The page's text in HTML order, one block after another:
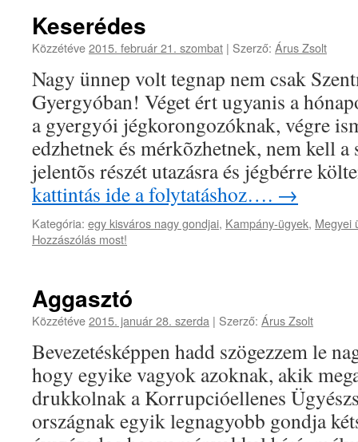
Keserédes
Közzétéve2015. február 21. szombat | Szerző: Árus Zsolt
Nagy ünnep volt tegnap nem csak
Gyergyóban! Véget ért ugyanis a
a gyergyói jégkorongozóknak, végre
edzhetnek és mérkõzhetnek, nem kell a
jelentõs részét utazásra és jégbérre
kattintás ide a folytatáshoz…. →
Kategória: egy kisváros nagy gondjai, Kampány-ügyek, Megyei
Hozzászólás most!
Aggasztó
Közzétéve2015. január 28. szerda | Szerző: Árus Zsolt
Bevezetésképpen hadd szögezzem le
hogy egyike vagyok azoknak, akik
drukkolnak a Korrupcióellenes
országnak egyik legnagyobb gondja